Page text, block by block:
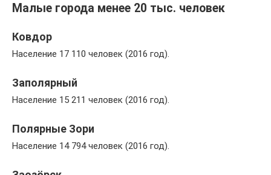
Малые города менее 20 тыс. человек
Ковдор
Население 17 110 человек (2016 год).
Заполярный
Население 15 211 человек (2016 год).
Полярные Зори
Население 14 794 человек (2016 год).